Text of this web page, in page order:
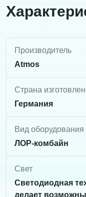
Производитель
Atmos
Страна
Германия
Вид оборудования
ЛОР-комбайн
Свет
​Светодиодная
делает